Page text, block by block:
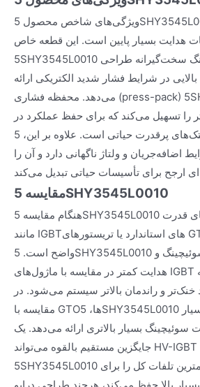
ویژگی‌های شاخص محصول 5SHY3545L0010 شامل استحکام
هدایت بسیار پایین است. این قطعه خاص
5SHY3545L0010 برای عملیات سوئیچینگ سخت‌گیرانه طراحی
در شرایط فشار شدید الکتریکی ارائه
می‌دهد. محفظه فشاری (press-pack) 5SHY3545L0010
را تسهیل می‌کند که برای حفظ عملکرد در
استک‌های پرقدرت حیاتی است. علاوه بر این، 5SHY3545L0010
اضافه‌جریان و ولتاژ ناگهانی دارد و آن را
مقایسه 5SHY3545L0010
هنگام مقایسه 5SHY3545L0010 با سایر نیمه‌هادی‌های قدرت
مانند IGBTهای استاندارد یا تریستورهای GTO قدیمی‌تر، مزایای آن
واضح است. 5SHY3545L0010 راندمان برتر با تلفات سوئیچینگ و
هدایت کمتر در مقایسه با ماژول‌های IGBT معادل ارائه می‌دهد که
خنک‌تر و راندمان بالاتر سیستم می‌شود. در
مقایسه با GTOها، 5SHY3545L0010 الزامات درایو گیت را بسیار
بسیار بالاتری ارائه می‌دهد. یک
جایگزین مستقیم بالقوه می‌تواند HV-IGBT با رتبه مشابه باشد، اما
5SHY3545L0010 اغلب مزیت کمترین تلفات کل را برای
بالا حفظ می‌کند، هرچند طراحی درایو